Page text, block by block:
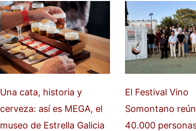
Una cata, historia y
cerveza: así es MEGA, el
museo de Estrella Galicia
El Festival Vino
Somontano
40.000